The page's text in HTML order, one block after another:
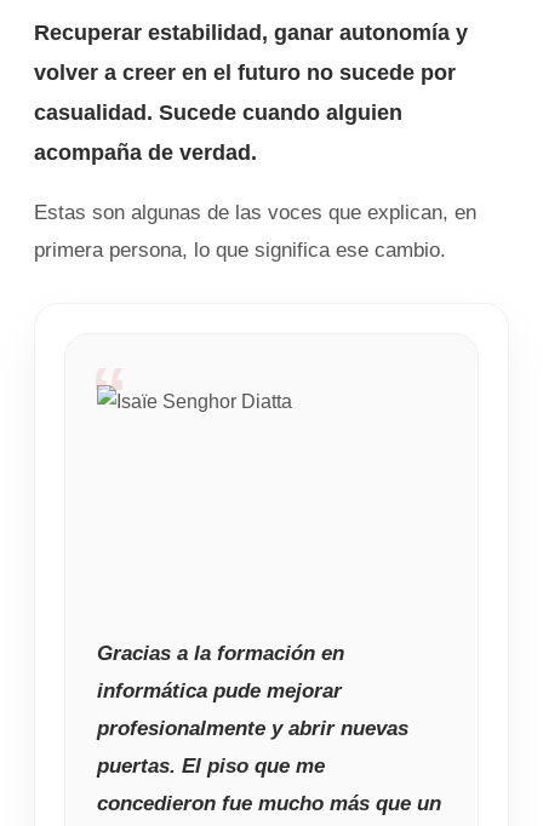
Recuperar estabilidad, ganar autonomía y
volver a creer en el futuro no sucede por
casualidad. Sucede cuando alguien
acompaña de verdad.
Estas son algunas de las voces que explican, en
primera persona, lo que significa ese cambio.
Gracias a la formación en
informática pude mejorar
profesionalmente y abrir nuevas
puertas. El piso que me
concedieron fue mucho más que un